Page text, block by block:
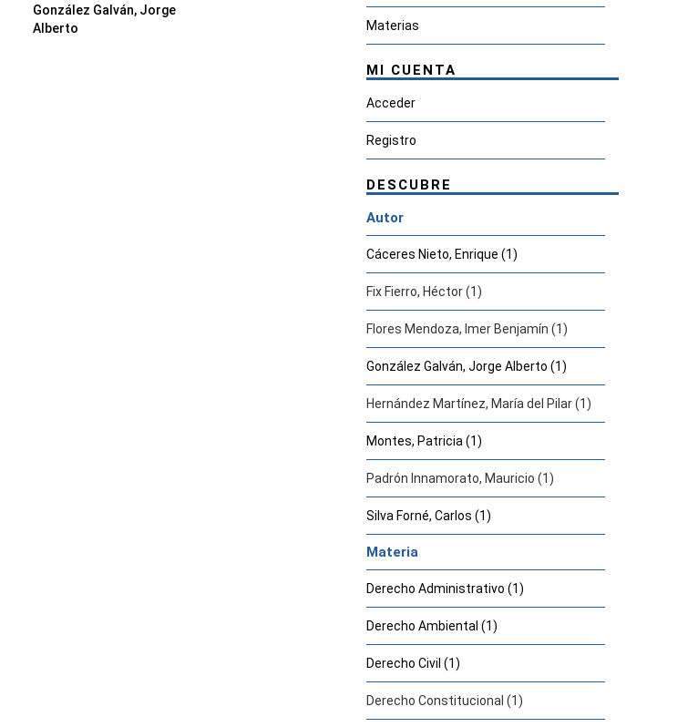
González Galván, Jorge
Alberto
Materias
MI CUENTA
Acceder
Registro
DESCUBRE
Autor
Cáceres Nieto, Enrique (1)
Fix Fierro, Héctor (1)
Flores Mendoza, Imer Benjamín (1)
González Galván, Jorge Alberto (1)
Hernández Martínez, María del Pilar (1)
Montes, Patricia (1)
Padrón Innamorato, Mauricio (1)
Silva Forné, Carlos (1)
Materia
Derecho Administrativo (1)
Derecho Ambiental (1)
Derecho Civil (1)
Derecho Constitucional (1)